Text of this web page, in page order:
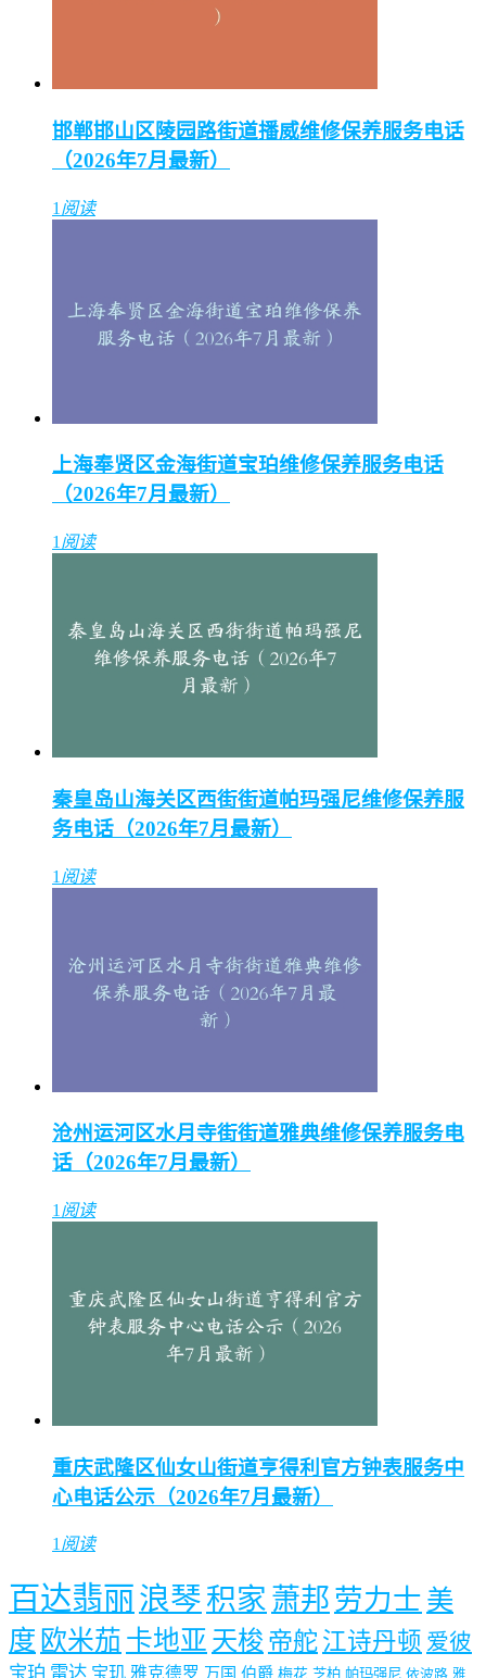
邯郸邯山区陵园路街道播威维修保养服务电话
（2026年7月最新）
1 阅读
上海奉贤区金海街道宝珀维修保养服务电话
（2026年7月最新）
1 阅读
秦皇岛山海关区西街街道帕玛强尼维修保养服
务电话（2026年7月最新）
1 阅读
沧州运河区水月寺街街道雅典维修保养服务电
话（2026年7月最新）
1 阅读
重庆武隆区仙女山街道亨得利官方钟表服务中
心电话公示（2026年7月最新）
1阅读
百达翡丽 浪琴积家 萧邦 劳力士 美
度 欧米茄 卡地亚 天梭 帝舵 江诗丹顿 爱彼
宝珀 雷达 宝玑 雅克德罗 万国 伯爵 梅花 芝柏 帕玛强尼 依波路